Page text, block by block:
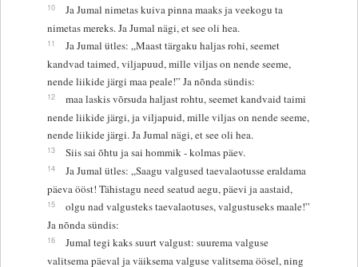
10
Ja Jumal nimetas kuiva pinna maaks ja veekogu ta
nimetas mereks. Ja Jumal nägi, et see oli hea.
11
Ja Jumal ütles: „Maast tärgaku haljas rohi, seemet
kandvad taimed, viljapuud, mille viljas on nende seeme,
nende liikide järgi maa peale!” Ja nõnda sündis:
12
maa laskis võrsuda haljast rohtu, seemet kandvaid taimi
nende liikide järgi, ja viljapuid, mille viljas on nende seeme,
nende liikide järgi. Ja Jumal nägi, et see oli hea.
13 Siis sai õhtu ja sai hommik - kolmas päev.
14
Ja Jumal ütles: „Saagu valgused taevalaotusse eraldama
päeva ööst! Tähistagu need seatud aegu, päevi ja aastaid,
15
olgu nad valgusteks taevalaotuses, valgustuseks maale!”
Ja nõnda sündis:
16
Jumal tegi kaks suurt valgust: suurema valguse
valitsema päeval ja väiksema valguse valitsema öösel, ning